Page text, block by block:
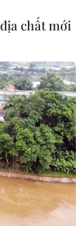
chất mới